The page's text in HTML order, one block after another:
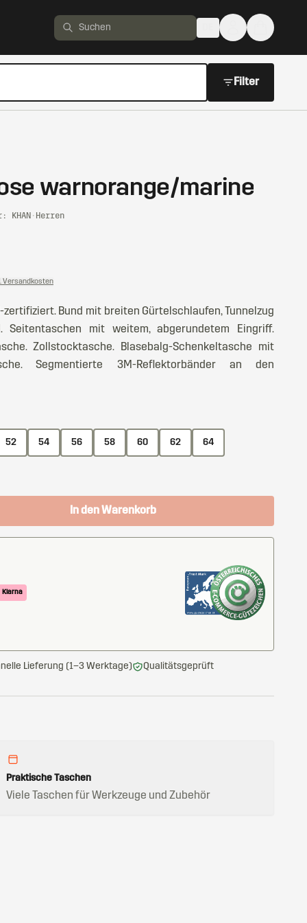
Produkte suchen
Filter
warnorange/marine
KHAN · Herren
Versandkosten
zertifiziert. Bund mit breiten Gürtelschlaufen, Tunnelzug
Seitentaschen mit weitem, abgerundetem Eingriff.
Zollstocktasche. Blasebalg-Schenkeltasche mit
Segmentierte 3M-Reflektorbänder an den
52 54 56 58 60 62 64
In den Warenkorb
Klarna
Lieferung (1–3 Werktage) Qualitätsgeprüft
Praktische Taschen
Viele Taschen für Werkzeuge und Zubehör